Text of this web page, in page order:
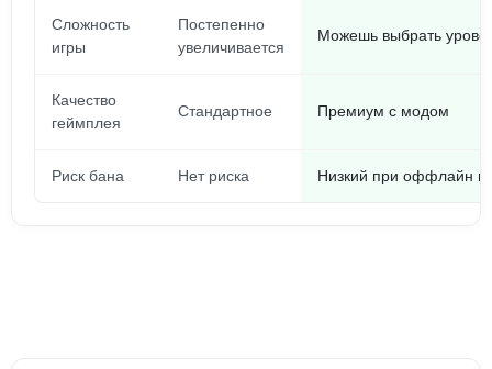
Сложность
игры
Постепенно
увеличивается
Можешь выбрать
Качество
геймплея
Стандартное Премиум с модом
Риск бана Нет риска Низкий при оффлайн